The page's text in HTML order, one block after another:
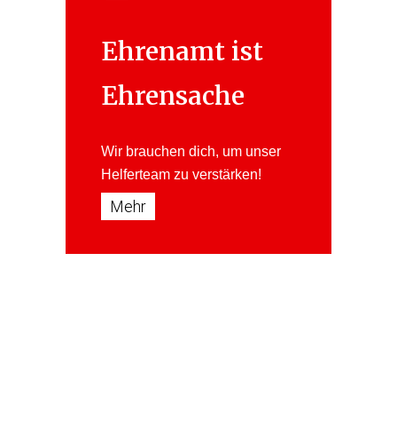
Ehrenamt ist
Ehrensache
Wir brauchen dich, um unser
Helferteam zu verstärken!
Mehr